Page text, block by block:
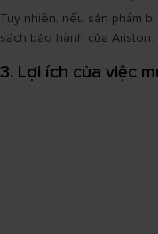
Tuy nhiên, nếu sản phẩm
sách bảo hành của Ariston.
3. Lợi ích của việc